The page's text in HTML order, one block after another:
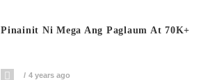
Pinainit Ni Mega Ang Paglaum At 70K+
4 years ago